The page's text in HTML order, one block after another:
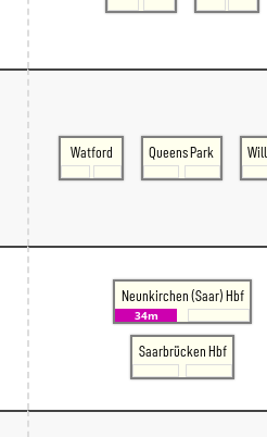
Polen
Watford Queens Park
Neunkirchen (Saar) Hbf
34m
Saarbrücken Hbf